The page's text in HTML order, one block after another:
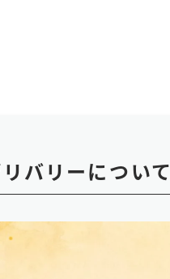
バリーについて